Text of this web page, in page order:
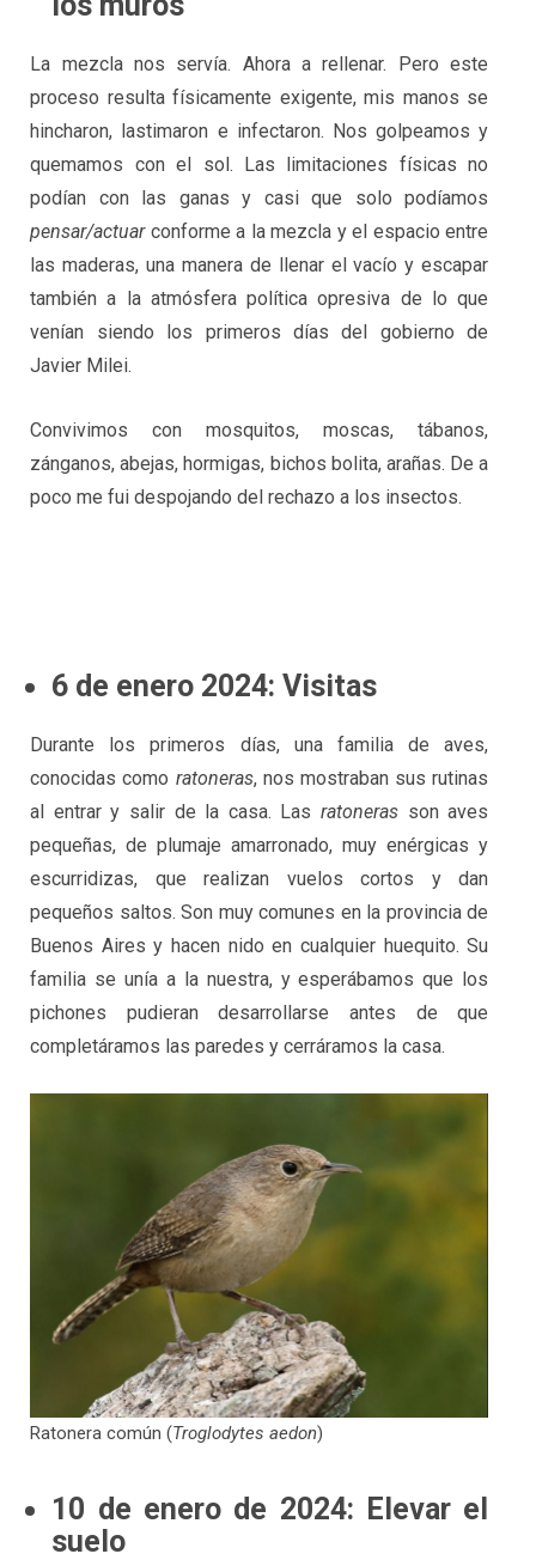
La mezcla nos servía. Ahora a rellenar. Pero este
proceso resulta físicamente exigente, mis manos se
hincharon, lastimaron e infectaron. Nos golpeamos y
quemamos con el sol. Las limitaciones físicas no
podían con las ganas y casi que solo podíamos
pensar/actuarconforme a la mezcla y el espacio entre
las maderas, una manera de llenar el vacío y escapar
también a la atmósfera política opresiva de lo que
venían siendo los primeros días del gobierno de
Javier Milei.
Convivimos con mosquitos, moscas, tábanos,
zánganos, abejas, hormigas, bichos bolita, arañas. De a
poco me fui despojando del rechazo a los insectos.
6 de enero 2024: Visitas
Durante los primeros días, una familia de aves,
conocidas como ratoneras, nos mostraban sus rutinas
al entrar y salir de la casa. Lasratoneras son aves
pequeñas, de plumaje amarronado, muy enérgicas y
escurridizas, que realizan vuelos cortos y dan
pequeños saltos. Son muy comunes en la provincia de
Buenos Aires y hacen nido en cualquier huequito. Su
familia se unía a la nuestra, y esperábamos que los
pichones pudieran desarrollarse antes de que
completáramos las paredes y cerráramos la casa.
Ratonera común (Troglodytes aedon)
10 de enero de 2024: Elevar el
suelo